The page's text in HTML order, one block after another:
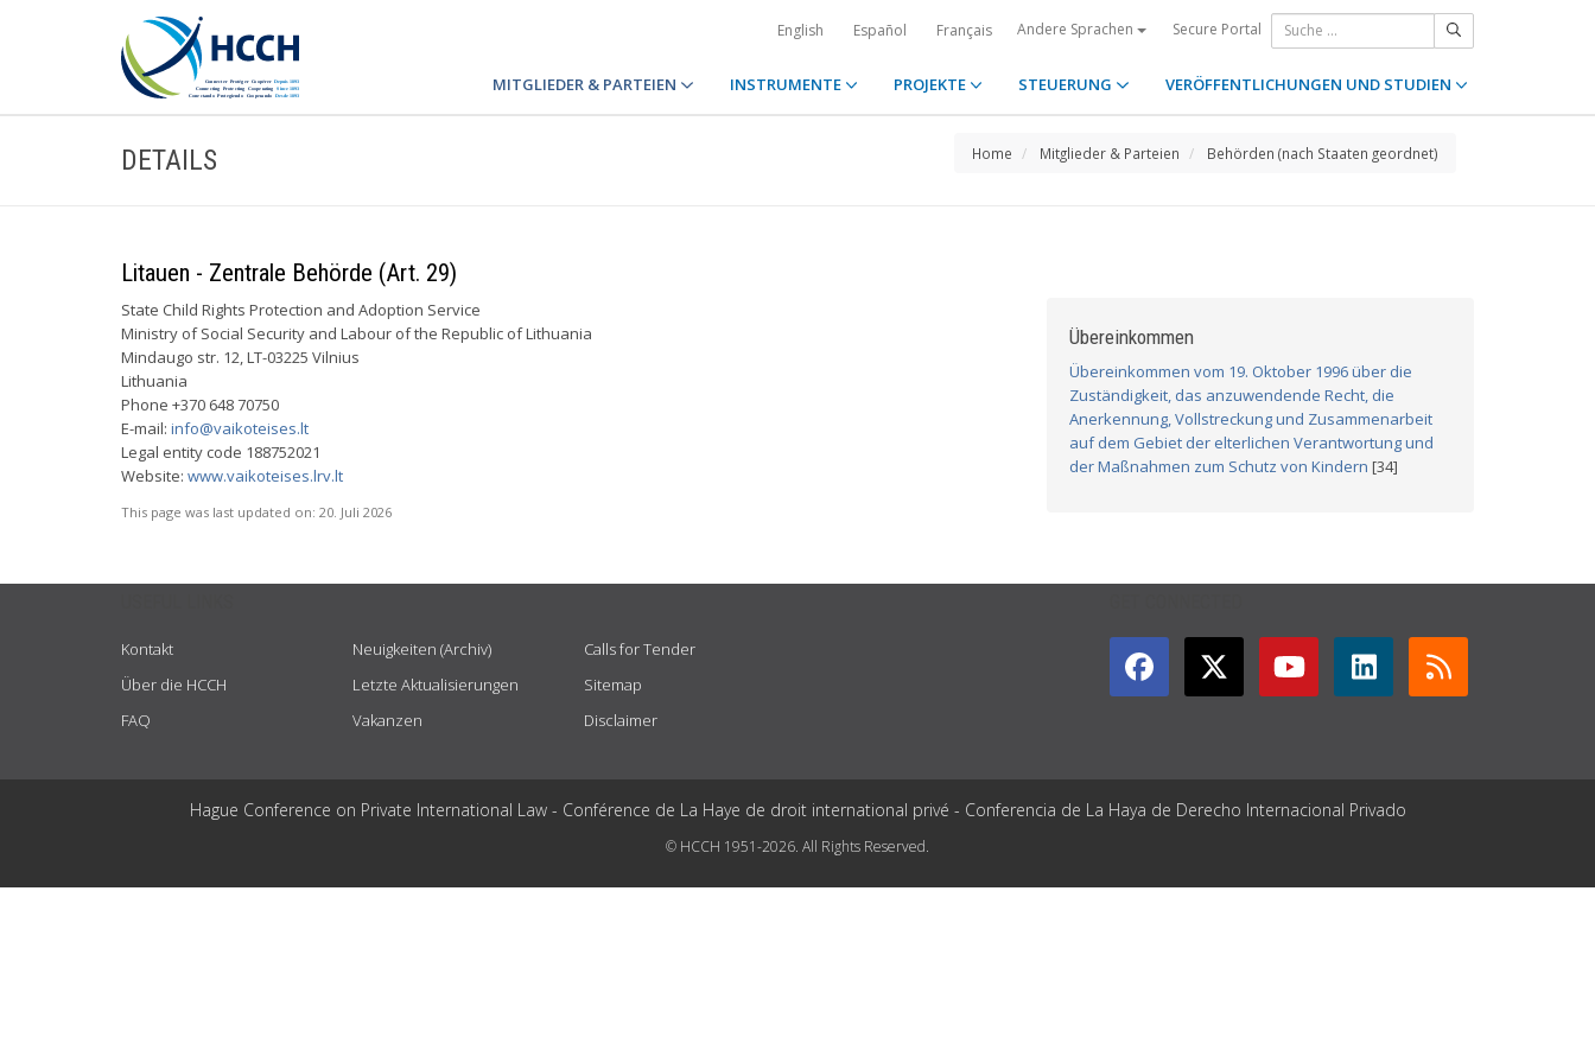
English Español Français Andere Sprachen Secure Portal
MITGLIEDER & PARTEIEN INSTRUMENTE PROJEKTE STEUERUNG VERÖFFENTLICHUNGEN UND STUDIEN
DETAILS Home Mitglieder & Parteien Behörden (nach Staaten geordnet)
Litauen - Zentrale Behörde (Art. 29)
State Child Rights Protection and Adoption Service
Ministry of Social Security and Labour of the Republic of Lithuania
Mindaugo str. 12, LT-03225 Vilnius
Lithuania
Phone +370 648 70750
E-mail: info@vaikoteises.lt
Legal entity code 188752021
Website: www.vaikoteises.lrv.lt
This page was last updated on: 20. Juli 2026
Übereinkommen
Übereinkommen vom 19. Oktober 1996 über die
Zuständigkeit, das anzuwendende Recht, die
Anerkennung, Vollstreckung und Zusammenarbeit
auf dem Gebiet der elterlichen Verantwortung und
der Maßnahmen zum Schutz von Kindern [34]
Kontakt
Über die HCCH
FAQ
Neuigkeiten (Archiv)
Letzte Aktualisierungen
Vakanzen
Calls for Tender
Sitemap
Disclaimer
Hague Conference on Private International Law - Conférence de La Haye de droit international privé - Conferencia de La Haya de Derecho Internacional Privado
© HCCH 1951-2026. All Rights Reserved.